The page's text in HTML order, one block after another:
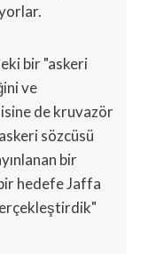
bir "askeri
ve
de kruvazör
sözcüsü
bir
hedefe Jaffa